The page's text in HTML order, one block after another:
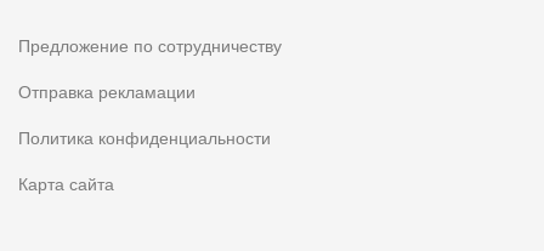
Предложение по сотрудничеству
Отправка рекламации
Политика конфиденциальности
Карта сайта